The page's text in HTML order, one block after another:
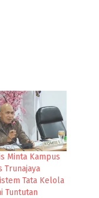
Minta Kampus
Trunajaya
Tata Kelola
Tuntutan